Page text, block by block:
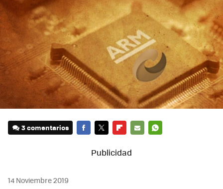
3 comentarios
MAIL
14 Noviembre 2019